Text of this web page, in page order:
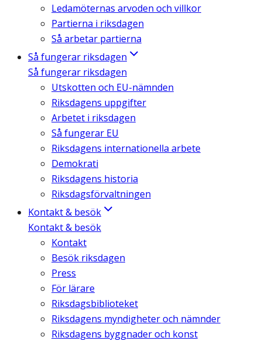
Ledamöternas arvoden och villkor
Partierna i riksdagen
Så arbetar partierna
Så fungerar riksdagen
Så fungerar riksdagen
Utskotten och EU-nämnden
Riksdagens uppgifter
Arbetet i riksdagen
Så fungerar EU
Riksdagens internationella arbete
Demokrati
Riksdagens historia
Riksdagsförvaltningen
Kontakt & besök
Kontakt & besök
Kontakt
Besök riksdagen
Press
För lärare
Riksdagsbiblioteket
Riksdagens myndigheter och nämnder
Riksdagens byggnader och konst